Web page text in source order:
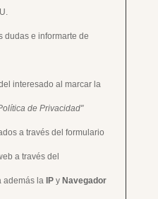
dudas e informarte de
interesado al marcar la
de Privacidad"
a través del formulario
a través del
además la IPy Navegador